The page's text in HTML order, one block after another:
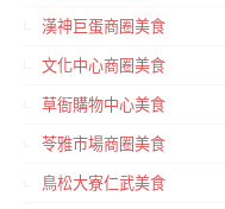
漢神巨蛋商圈美食
文化中心商圈美食
草衙購物中心美食
苓雅市場商圈美食
鳥松大寮仁武美食